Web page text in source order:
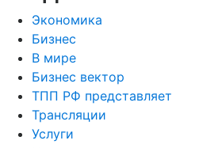
Экономика
Бизнес
В мире
Бизнес вектор
ТПП РФ представляет
Трансляции
Услуги